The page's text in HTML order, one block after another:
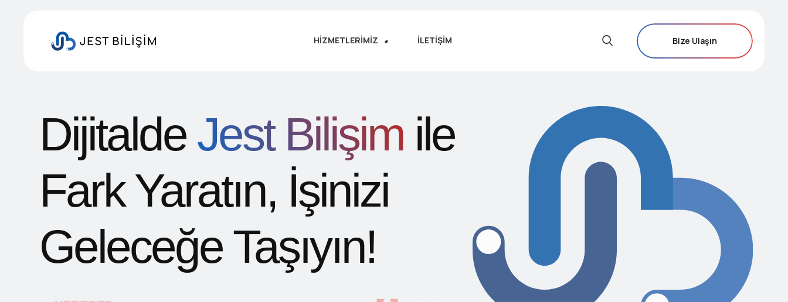
HIZMETLERIMIZ İLETIŞIM Bize Ulaşın
Dijitalde Jest Bilişim ile
Fark Yaratın, İşinizi
Geleceğe Taşıyın!